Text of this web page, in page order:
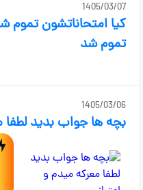
1405/03/07
تموم شد
1405/03/06
بچه ها جواب بدید لطفا